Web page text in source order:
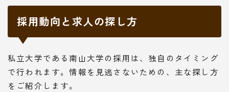
採用動向と求人の探し方
私立大学である南山大学の採用は、独自のタイミング
で行われます。情報を見逃さないための、主な探し方
をご紹介します。